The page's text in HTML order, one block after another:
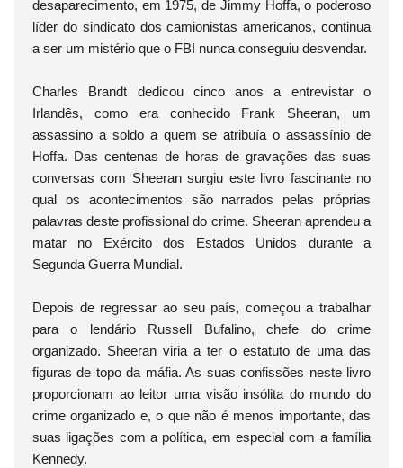
desaparecimento, em 1975, de Jimmy Hoffa, o poderoso
líder do sindicato dos camionistas americanos, continua
a ser um mistério que o FBI nunca conseguiu desvendar.
Charles Brandt dedicou cinco anos a entrevistar o
Irlandês, como era conhecido Frank Sheeran, um
assassino a soldo a quem se atribuía o assassínio de
Hoffa. Das centenas de horas de gravações das suas
conversas com Sheeran surgiu este livro fascinante no
qual os acontecimentos são narrados pelas próprias
palavras deste profissional do crime. Sheeran aprendeu a
matar no Exército dos Estados Unidos durante a
Segunda Guerra Mundial.
Depois de regressar ao seu país, começou a trabalhar
para o lendário Russell Bufalino, chefe do crime
organizado. Sheeran viria a ter o estatuto de uma das
figuras de topo da máfia. As suas confissões neste livro
proporcionam ao leitor uma visão insólita do mundo do
crime organizado e, o que não é menos importante, das
suas ligações com a política, em especial com a família
Kennedy.